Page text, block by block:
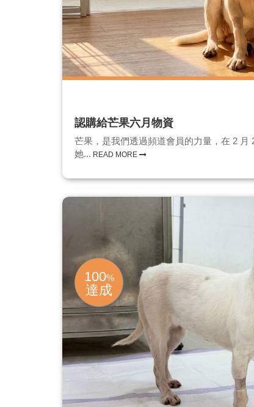
認購給芒果六月物資
芒果，是我們透過頻道會員的力量，在 2 月
她... READ MORE
100%
達成